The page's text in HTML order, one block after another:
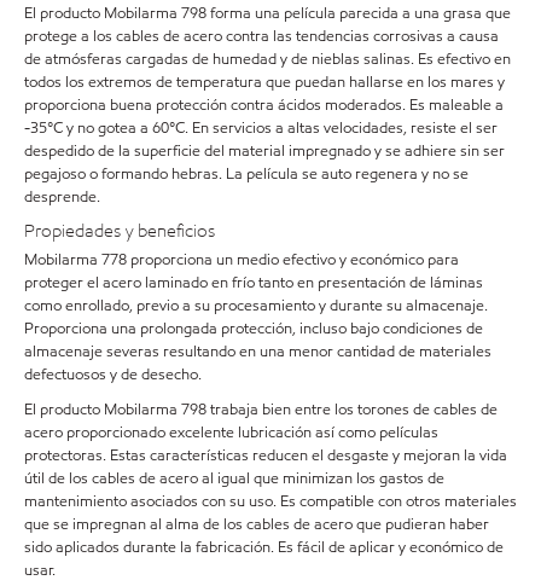
El producto Mobilarma 798 forma una película parecida a una grasa que
protege a los cables de acero contra las tendencias corrosivas a causa
de atmósferas cargadas de humedad y de nieblas salinas. Es efectivo en
todos los extremos de temperatura que puedan hallarse en los mares y
proporciona buena protección contra ácidos moderados. Es maleable a
-35°C y no gotea a 60°C. En servicios a altas velocidades, resiste el ser
despedido de la superficie del material impregnado y se adhiere sin ser
pegajoso o formando hebras. La película se auto regenera y no se
desprende.
Propiedades y beneficios
Mobilarma 778 proporciona un medio efectivo y económico para
proteger el acero laminado en frío tanto en presentación de láminas
como enrollado, previo a su procesamiento y durante su almacenaje.
Proporciona una prolongada protección, incluso bajo condiciones de
almacenaje severas resultando en una menor cantidad de materiales
defectuosos y de desecho.
El producto Mobilarma 798 trabaja bien entre los torones de cables de
acero proporcionado excelente lubricación así como películas
protectoras. Estas características reducen el desgaste y mejoran la vida
útil de los cables de acero al igual que minimizan los gastos de
mantenimiento asociados con su uso. Es compatible con otros materiales
que se impregnan al alma de los cables de acero que pudieran haber
sido aplicados durante la fabricación. Es fácil de aplicar y económico de
usar.